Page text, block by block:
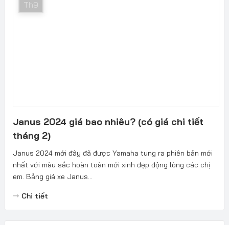
Th9
Janus 2024 giá bao nhiêu? (có giá chi tiết
tháng 2)
Janus 2024 mới đây đã được Yamaha tung ra phiên bản mới
nhất với màu sắc hoàn toàn mới xinh đẹp động lòng các chị
em. Bảng giá xe Janus...
Chi tiết